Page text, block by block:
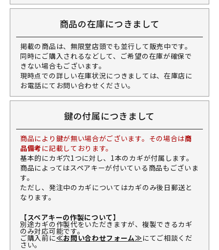
商品の在庫につきまして
掲載の商品は、無限堂店頭でも並行して販売中です。
同時にご購入されるなどして、ご希望の在庫が確保で
きない場合もございます。
現時点での詳しい在庫状況につきましては、在庫店に
お電話にてお問い合わせください。
鍵の付属につきまして
商品により鍵が無い場合がございます。その場合は商
品備考 に記載しております。
基本的にカギ穴1つに対し、1本のカギが付属します。
商品によってはスペアキーが付いている商品もございま
す。
ただし、発注中のカギについてはカギのみ後日郵送と
なります。
【スペアキーの作製について】
別途カギの作製代をいただきますが、複製できるカギ
のみ対応可能です。
ご購入前に≪お問い合わせフォーム≫にてご相談くだ
さい。